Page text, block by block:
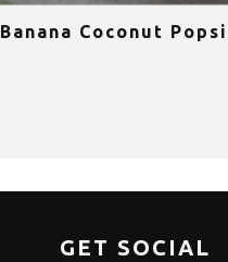
Banana Coconut
GET SOCIAL